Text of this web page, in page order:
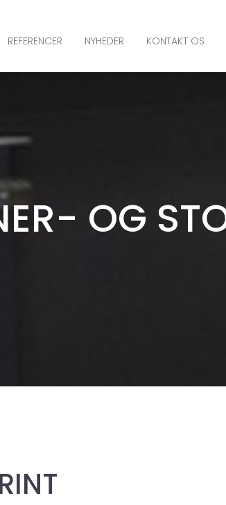
REFERENCER NYHEDER KONTAKT OS
OG